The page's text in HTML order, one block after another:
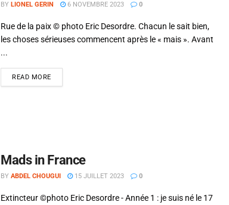
BY LIONEL GERIN 6 NOVEMBRE 2023 0
Rue de la paix © photo Eric Desordre. Chacun le sait bien,
les choses sérieuses commencent après le « mais ». Avant
...
READ MORE
Mads in France
BY ABDEL CHOUGUI 15 JUILLET 2023 0
Extincteur ©photo Eric Desordre - Année 1 : je suis né le 17